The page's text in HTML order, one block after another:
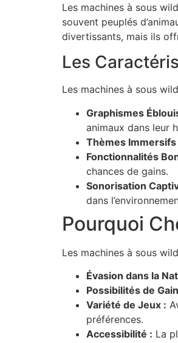
Les machines à sous
souvent peuplés
divertissants, mais ils
Les
Les machines à sous
Graphismes
animaux dans leur
Thèmes Immersifs
Fonctionnalités
chances de gains.
Sonorisation
dans
Pourquoi
Les machines à sous
Évasion dans la
Possibilités de
Variété de Jeux :
préférences.
Accessibilité : La